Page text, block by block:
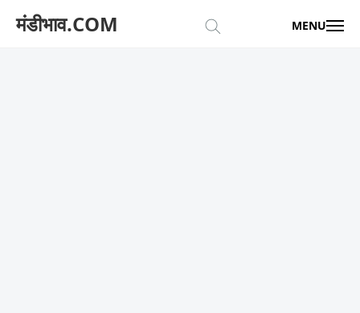
मंडीभाव.COM MENU